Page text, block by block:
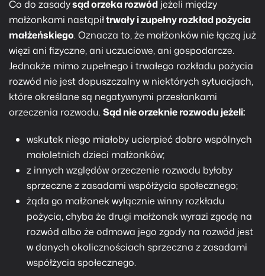
Co do zasadysąd orzeka rozwód jeżeli między
małżonkami nastąpiłtrwały i zupełny rozkład pożycia
małżeńskiego. Oznacza to, że małżonków nie łączą już
więzi ani fizyczne, ani uczuciowe, ani gospodarcze.
Jednakże mimo zupełnego i trwałego rozkładu pożycia
rozwód nie jest dopuszczalny w niektórych sytuacjach,
które określane są negatywnymi przesłankami
orzeczenia rozwodu.Sąd nie orzeknie rozwodu jeżeli:
wskutek niego miałoby ucierpieć dobro wspólnych
małoletnich dzieci małżonków;
z innych względów orzeczenie rozwodu byłoby
sprzeczne z zasadami współżycia społecznego;
żąda go małżonek wyłącznie winny rozkładu
pożycia, chyba że drugi małżonek wyrazi zgodę na
rozwód albo że odmowa jego zgody na rozwód jest
w danych okolicznościach sprzeczna z zasadami
współżycia społecznego.